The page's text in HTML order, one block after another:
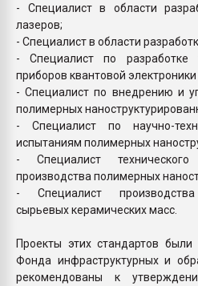
- Специалист в области
лазеров;
- Специалист в области
- Специалист по разработке
приборов квантовой
- Специалист по внедрению и
полимерных
- Специалист по научно-
испытаниям полимерных
- Специалист
производства полимерных
- Специалист производства
сырьевых керамических масс.
Проекты этих стандартов были
Фонда инфраструктурных и
рекомендованы к